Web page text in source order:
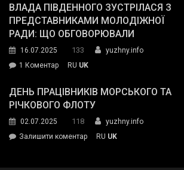
окупанти.
Маємо
діяти
команда
Південного
провів
інспекцію
укриття
ВЛАДА ПІВДЕННОГО ЗУСТРІЛАСЯ З
ПРЕДСТАВНИКАМИ МОЛОДІЖНОЇ
РАДИ: ЩО ОБГОВОРЮВАЛИ
16.07.2025 133
yuzhny.info
1 Коментардо
Південного
зустрілася
представниками
молодіжної
RU UK
ДЕНЬ ПРАЦІВНИКІВ МОРСЬКОГО ТА
РІЧКОВОГО ФЛОТУ
02.07.2025 118
yuzhny.info
Залишити коментарon
RU UK